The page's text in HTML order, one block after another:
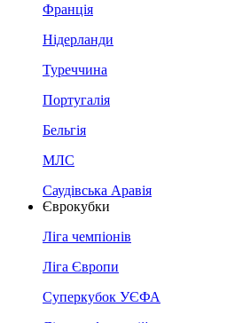
Франція
Нідерланди
Туреччина
Португалія
Бельгія
МЛС
Саудівська Аравія
Єврокубки
Ліга чемпіонів
Ліга Європи
Суперкубок УЄФА